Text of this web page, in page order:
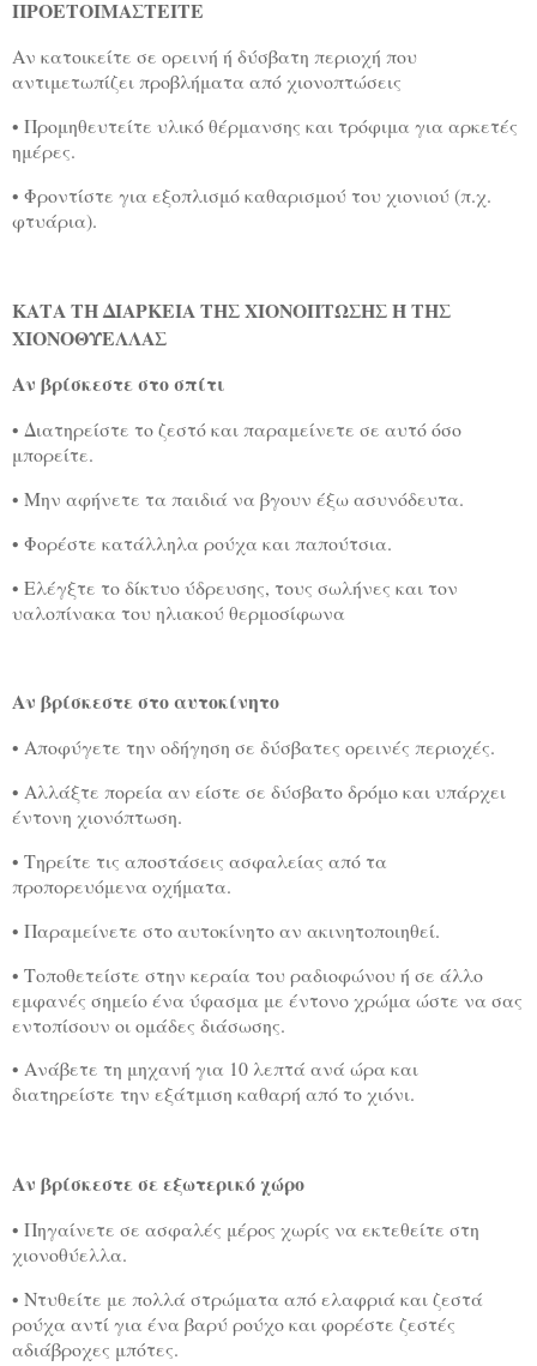
ΠΡΟΕΤΟΙΜΑΣΤΕΙΤΕ
Αν κατοικείτε σε ορεινή ή δύσβατη περιοχή που
αντιμετωπίζει προβλήματα από χιονοπτώσεις
• Προμηθευτείτε υλικό θέρμανσης και τρόφιμα για αρκετές
ημέρες.
• Φροντίστε για εξοπλισμό καθαρισμού του χιονιού (π.χ.
φτυάρια).
ΚΑΤΑ ΤΗ ΔΙΑΡΚΕΙΑ ΤΗΣ ΧΙΟΝΟΠΤΩΣΗΣ Ή ΤΗΣ
ΧΙΟΝΟΘΥΕΛΛΑΣ
Αν βρίσκεστε στο σπίτι
• Διατηρείστε το ζεστό και παραμείνετε σε αυτό όσο
μπορείτε.
• Μην αφήνετε τα παιδιά να βγουν έξω ασυνόδευτα.
• Φορέστε κατάλληλα ρούχα και παπούτσια.
• Ελέγξτε το δίκτυο ύδρευσης, τους σωλήνες και τον
υαλοπίνακα του ηλιακού θερμοσίφωνα
Αν βρίσκεστε στο αυτοκίνητο
• Αποφύγετε την οδήγηση σε δύσβατες ορεινές περιοχές.
• Αλλάξτε πορεία αν είστε σε δύσβατο δρόμο και υπάρχει
έντονη χιονόπτωση.
• Τηρείτε τις αποστάσεις ασφαλείας από τα
προπορευόμενα οχήματα.
• Παραμείνετε στο αυτοκίνητο αν ακινητοποιηθεί.
• Τοποθετείστε στην κεραία του ραδιοφώνου ή σε άλλο
εμφανές σημείο ένα ύφασμα με έντονο χρώμα ώστε να σας
εντοπίσουν οι ομάδες διάσωσης.
• Ανάβετε τη μηχανή για 10 λεπτά ανά ώρα και
διατηρείστε την εξάτμιση καθαρή από το χιόνι.
Αν βρίσκεστε σε εξωτερικό χώρο
• Πηγαίνετε σε ασφαλές μέρος χωρίς να εκτεθείτε στη
χιονοθύελλα.
• Ντυθείτε με πολλά στρώματα από ελαφριά και ζεστά
ρούχα αντί για ένα βαρύ ρούχο και φορέστε ζεστές
αδιάβροχες μπότες.